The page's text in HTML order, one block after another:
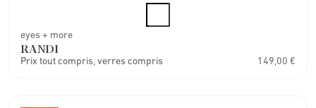
eyes + more
RANDI
Prix tout compris, verres compris 149,00 €